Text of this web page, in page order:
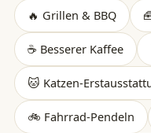
🔥 Grillen & BBQ
☕ Besserer Kaffee
🐱 Katzen-
🚲 Fahrrad-Pendeln